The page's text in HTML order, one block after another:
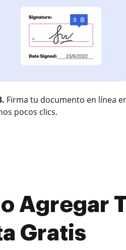
Firma tu documento en línea
pocos clics.
Agregar
Gratis